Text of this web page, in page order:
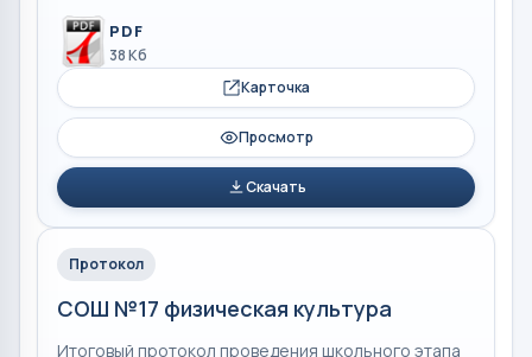
PDF
38 Кб
Карточка
Просмотр
Скачать
Протокол
СОШ №17 физическая культура
Итоговый протокол проведения школьного этапа